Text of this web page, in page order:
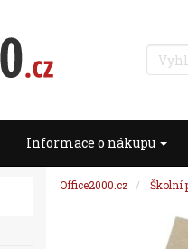
Informace o nákupu
Office2000.cz Školní